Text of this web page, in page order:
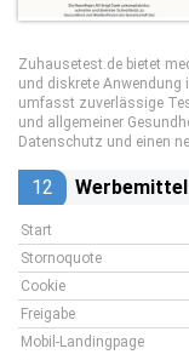
Zuhausetest.de bietet
und diskrete Anwendung
umfasst zuverlässige
und allgemeiner
Datenschutz und einen
12 Werbemittel
Start
Stornoquote
Cookie
Freigabe
Mobil-Landingpage